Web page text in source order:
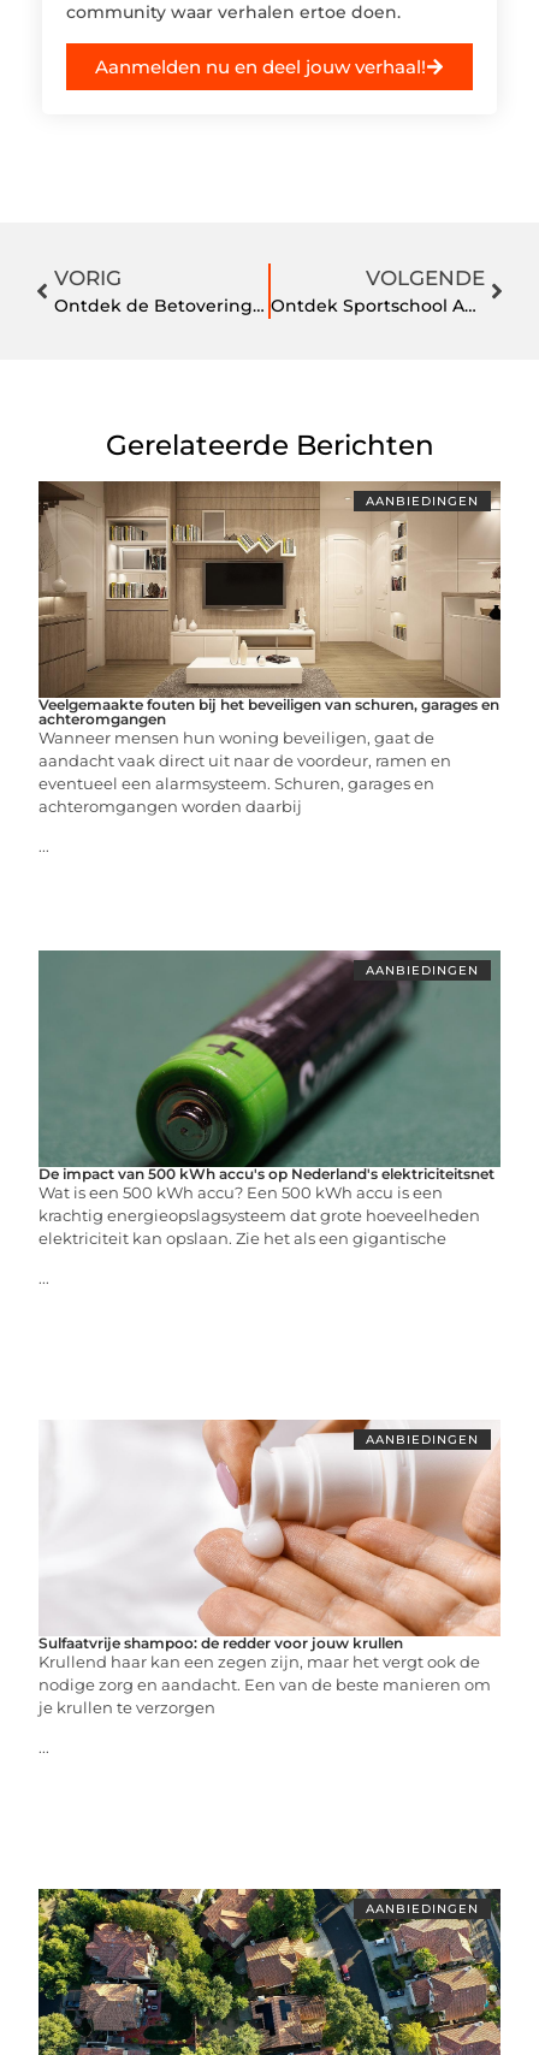
community waar verhalen ertoe doen.
Aanmelden nu en deel jouw verhaal!
VORIG
Ontdek de Betovering van Bed and Breakfasts in Amersfoort
VOLGENDE
Ontdek Sportschool Amersfoort voor Jouw Fitnessdoelen
Gerelateerde Berichten
AANBIEDINGEN
Veelgemaakte fouten bij het beveiligen van schuren, garages en
achteromgangen
Wanneer mensen hun woning beveiligen, gaat de
aandacht vaak direct uit naar de voordeur, ramen en
eventueel een alarmsysteem. Schuren, garages en
achteromgangen worden daarbij
...
AANBIEDINGEN
De impact van 500 kWh accu's op Nederland's elektriciteitsnet
Wat is een 500 kWh accu? Een 500 kWh accu is een
krachtig energieopslagsysteem dat grote hoeveelheden
elektriciteit kan opslaan. Zie het als een gigantische
...
AANBIEDINGEN
Sulfaatvrije shampoo: de redder voor jouw krullen
Krullend haar kan een zegen zijn, maar het vergt ook de
nodige zorg en aandacht. Een van de beste manieren om
je krullen te verzorgen
...
AANBIEDINGEN